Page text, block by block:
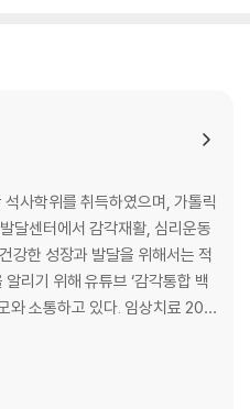
감각운동
밀접하게 관련되어 있어요
지 않나요?
│엎드려 짐볼 밀어내기│짐볼 위에
따라 하기│균형 유지 활동│코어 강
사학위를 취득하였으며, 가톨릭
달센터에서 감각재활, 심리운동
강한 성장과 발달을 위해서는 적
리기 위해 유튜브 ‘감각통합 백
와 소통하고 있다. 임상치료 20
공저로 《장난감이 필요 없는 아
아이 감각운동 처방전》, 《0~